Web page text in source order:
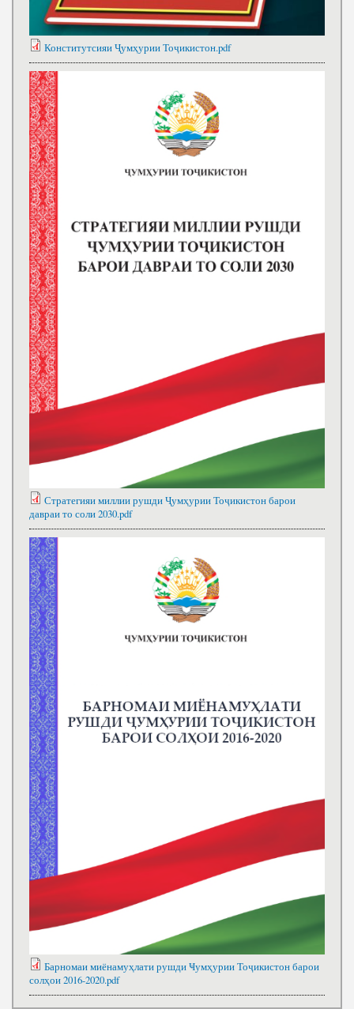
Конститутсияи Ҷумҳурии Тоҷикистон.pdf
Стратегияи миллии рушди Ҷумҳурии Тоҷикистон барои
давраи то соли 2030.pdf
Барномаи миёнамуҳлати рушди Ҹумҳурии Тоҷикистон барои
солҳои 2016-2020.pdf